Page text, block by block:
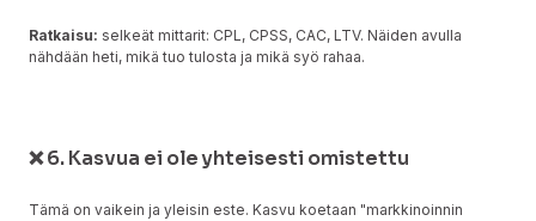
Ratkaisu: selkeät mittarit: CPL, CPSS, CAC, LTV. Näiden avulla
nähdään heti, mikä tuo tulosta ja mikä syö rahaa.
❌ 6. Kasvua ei ole yhteisesti omistettu
Tämä on vaikein ja yleisin este. Kasvu koetaan "markkinoinnin